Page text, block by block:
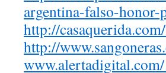
argentina-falso-honor-
http://
http://